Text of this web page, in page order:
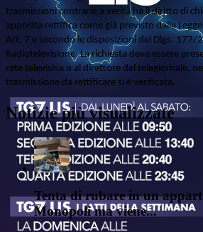
trasmissioni contrarie a verità ha il diritto di
apposita rettifica come già previsto dalla
Art. 7 e secondo le disposizioni del Dlgs. 177/
Radiotelevisione. La richiesta deve essere
rete televisiva o al direttore del telegiornale,
trasmissione da rettificare si è verificata.
Notizie più visualizzate
Tenta di rubare in un
Monopoli ma viene...